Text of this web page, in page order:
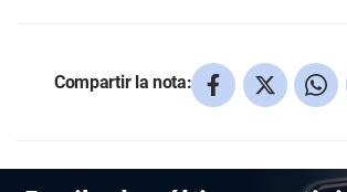
Compartir la nota: